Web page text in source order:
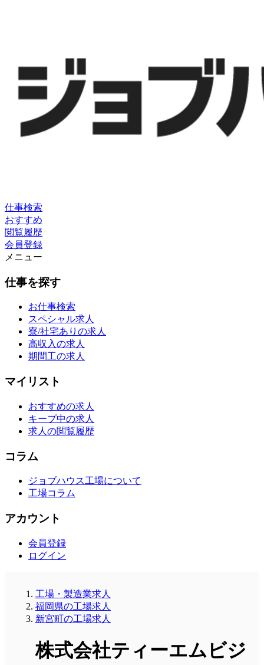
仕事検索
おすすめ
閲覧履歴
会員登録
メニュー
仕事を探す
お仕事検索
スペシャル求人
寮/社宅ありの求人
高収入の求人
期間工の求人
マイリスト
おすすめの求人
キープ中の求人
求人の閲覧履歴
コラム
ジョブハウス工場について
工場コラム
アカウント
会員登録
ログイン
工場・製造業求人
福岡県の工場求人
新宮町の工場求人
株式会社ティーエムビジ